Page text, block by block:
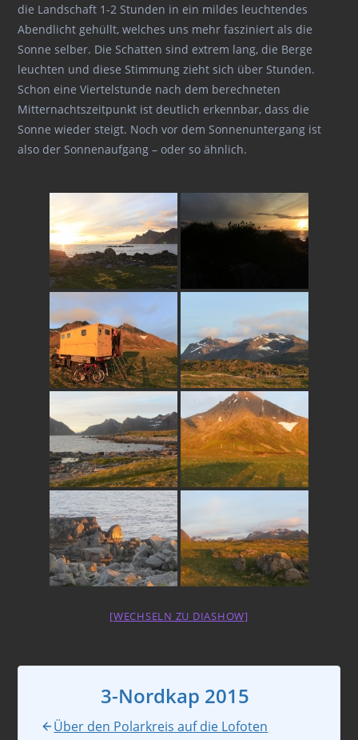
die Landschaft 1-2 Stunden in ein mildes leuchtendes
Abendlicht gehüllt, welches uns mehr fasziniert als die
Sonne selber. Die Schatten sind extrem lang, die Berge
leuchten und diese Stimmung zieht sich über Stunden.
Schon eine Viertelstunde nach dem berechneten
Mitternachtszeitpunkt ist deutlich erkennbar, dass die
Sonne wieder steigt. Noch vor dem Sonnenuntergang ist
also der Sonnenaufgang – oder so ähnlich.
[WECHSELN ZU DIASHOW]
3-Nordkap 2015
Über den Polarkreis auf die Lofoten